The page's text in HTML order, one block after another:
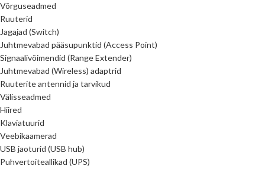
Võrguseadmed
Ruuterid
Jagajad (Switch)
Juhtmevabad pääsupunktid (Access Point)
Signaalivõimendid (Range Extender)
Juhtmevabad (Wireless) adaptrid
Ruuterite antennid ja tarvikud
Välisseadmed
Hiired
Klaviatuurid
Veebikaamerad
USB jaoturid (USB hub)
Puhvertoiteallikad (UPS)